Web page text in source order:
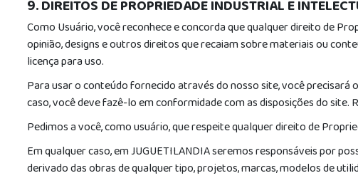
9. DIREITOS DE PROPRIEDADE INDUSTRIAL E
Como Usuário, você reconhece e concorda que qualquer direito de
opinião, designs e outros direitos que recaiam sobre materiais ou
licença para uso.
Para usar o conteúdo fornecido através do nosso site, você
caso, você deve fazê-lo em conformidade com as disposições do
Pedimos a você, como usuário, que respeite qualquer direito de
Em qualquer caso, em JUGUETILANDIA seremos responsáveis por
derivado das obras de qualquer tipo, projetos, marcas, modelos de